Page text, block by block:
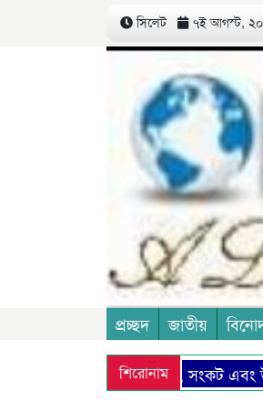
সিলেট ৭ই আগস্ট, ২০২৬
প্রচ্ছদ জাতীয়
শিরোনাম
সিলেট: সম্ভাবনা, সংকট এবং উত্তরণের